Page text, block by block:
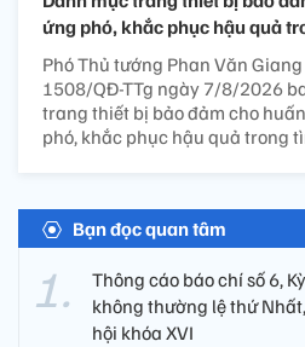
ứng phó, khắc phục hậu quả
Phó Thủ tướng Phan Văn
1508/QĐ-TTg ngày 7/8/2026
trang thiết bị bảo đảm cho
phó, khắc phục hậu quả trong
Bạn đọc quan tâm
Thông cáo báo chí số 6,
không thường lệ thứ
hội khóa XVI